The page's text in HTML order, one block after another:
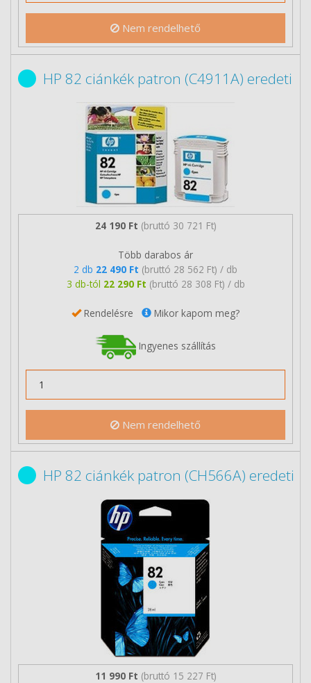
Nem rendelhető
HP 82 ciánkék patron (C4911A) eredeti
24 190 Ft (bruttó 30 721 Ft)
Több darabos ár
2 db 22 490 Ft (bruttó 28 562 Ft) / db
3 db-tól 22 290 Ft (bruttó 28 308 Ft) / db
Rendelésre Mikor kapom meg?
Ingyenes szállítás
Nem rendelhető
HP 82 ciánkék patron (CH566A) eredeti
11 990 Ft (bruttó 15 227 Ft)